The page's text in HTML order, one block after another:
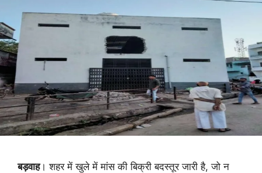
बड़वाह। शहर में खुले में मांस की बिक्री बदस्तूर जारी है, जो न